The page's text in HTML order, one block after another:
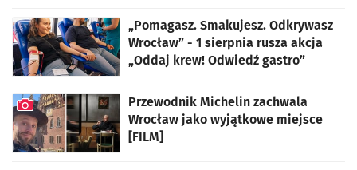
„Pomagasz. Smakujesz. Odkrywasz
Wrocław” - 1 sierpnia rusza akcja
„Oddaj krew! Odwiedź gastro”
Przewodnik Michelin zachwala
Wrocław jako wyjątkowe miejsce
[FILM]